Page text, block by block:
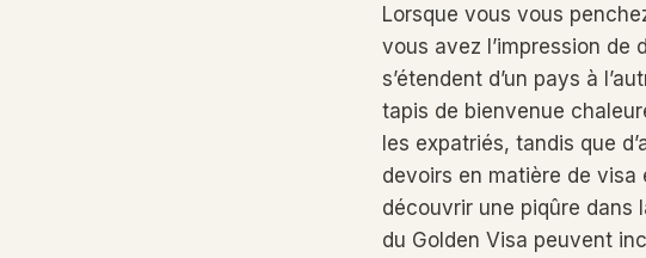
Lorsque vous vous
vous avez l’impression de
s’étendent d’un pays à
tapis de bienvenue
les expatriés, tandis que
devoirs en matière de
découvrir une piqûre dans
du Golden Visa peuvent